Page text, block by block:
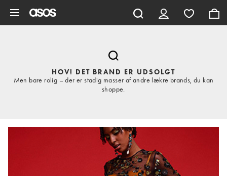
HOV! DET BRAND ER UDSOLGT
Men bare rolig – der er stadig masser af andre lækre brands, du kan
shoppe.